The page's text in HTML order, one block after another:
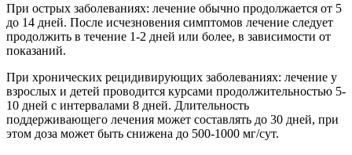
При острых заболеваниях: лечение обычно продолжается от 5
до 14 дней. После исчезновения симптомов лечение следует
продолжить в течение 1-2 дней или более, в зависимости от
показаний.
При хронических рецидивирующих заболеваниях: лечение у
взрослых и детей проводится курсами продолжительностью 5-
10 дней с интервалами 8 дней. Длительность
поддерживающего лечения может составлять до 30 дней, при
этом доза может быть снижена до 500-1000 мг/сут.